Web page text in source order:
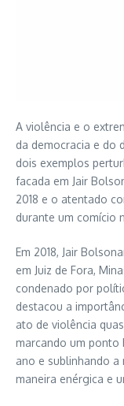
A violência e o
da democracia e do
dois exemplos
facada em Jair
2018 e o atentado
durante um comício
Em 2018, Jair
em Juiz de Fora,
condenado por
destacou a
ato de violência
marcando um ponto
ano e sublinhando a
maneira enérgica e